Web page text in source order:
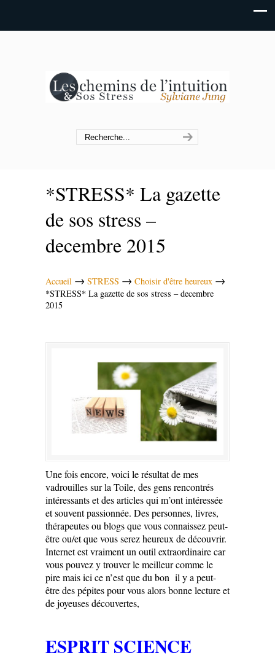
*STRESS* La gazette
de sos stress –
decembre 2015
Accueil → STRESS → Choisir d'être heureux →
*STRESS* La gazette de sos stress – decembre
2015
Une fois encore, voici le résultat de mes
vadrouilles sur la Toile, des gens rencontrés
intéressants et des articles qui m’ont intéressée
et souvent passionnée. Des personnes, livres,
thérapeutes ou blogs que vous connaissez peut-
être ou/et que vous serez heureux de découvrir.
Internet est vraiment un outil extraordinaire car
vous pouvez y trouver le meilleur comme le
pire mais ici ce n’est que du bon il y a peut-
être des pépites pour vous alors bonne lecture et
de joyeuses découvertes,
ESPRIT SCIENCE